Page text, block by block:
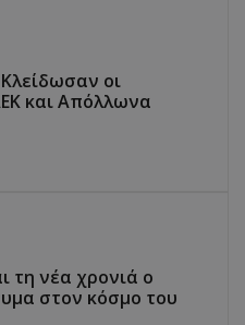
οι
και Απόλλωνα
τη νέα χρονιά ο
στον κόσμο του